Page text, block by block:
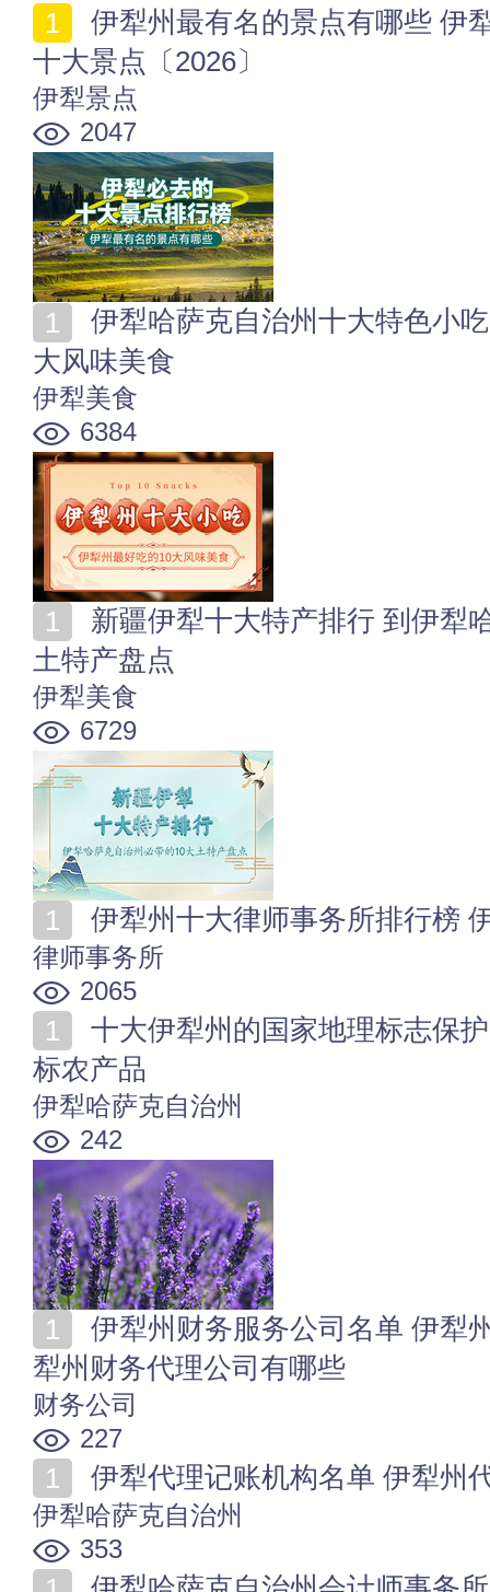
十大景点〔2026〕
伊犁景点
2047
大风味美食
伊犁美食
6384
土特产盘点
伊犁美食
6729
伊犁州十大律师事务所排行榜
律师事务所
2065
标农产品
伊犁哈萨克自治州
242
犁州财务代理公司有哪些
财务公司
227
伊犁代理记账机构名单 伊犁州
伊犁哈萨克自治州
353